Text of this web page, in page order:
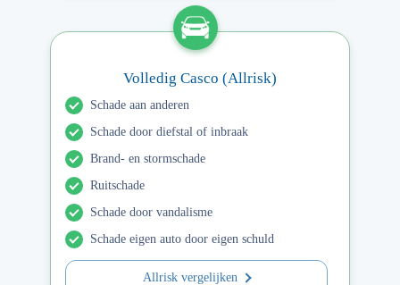
Volledig Casco (Allrisk)
Schade aan anderen
Schade door diefstal of inbraak
Brand- en stormschade
Ruitschade
Schade door vandalisme
Schade eigen auto door eigen schuld
Allrisk vergelijken